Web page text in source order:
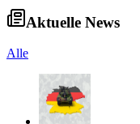
Aktuelle News
Alle